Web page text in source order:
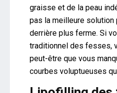
graisse et de la peau
pas la meilleure solution
derrière plus ferme. Si
traditionnel des fesses,
peut-être que vous
courbes voluptueuses